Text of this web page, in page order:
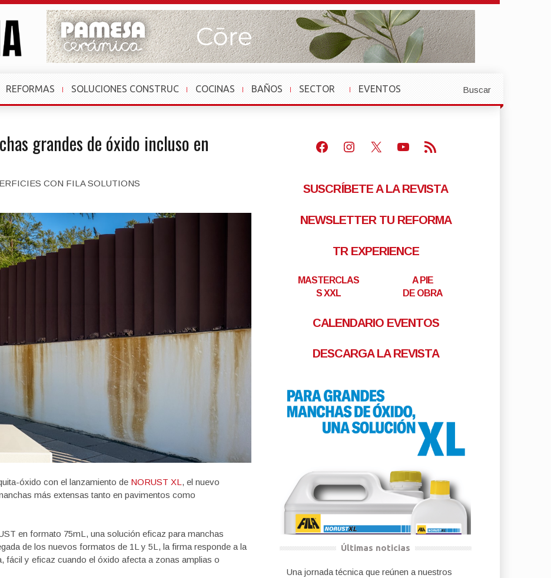
REFORMAS SOLUCIONES CONSTRUC COCINAS BAÑOS
SECTOR
»
EVENTOS
»
Buscar
grandes de óxido incluso en
CON FILA SOLUTIONS
óxido con el lanzamiento de NORUST XL , el nuevo
más extensas tanto en pavimentos como
en formato 75mL, una solución eficaz para manchas
de los nuevos formatos de 1L y 5L, la firma responde a la
fácil y eficaz cuando el óxido afecta a zonas amplias o
Facebook
Instagram
X Youtube
Feed RSS
SUSCRÍBETE A LA REVISTA
NEWSLETTER TU REFORMA
TR EXPERIENCE
MASTERCLAS
S XXL
A PIE
DE OBRA
CALENDARIO EVENTOS
DESCARGA LA REVISTA
Últimas noticias
Una jornada técnica que reúnen a nuestros